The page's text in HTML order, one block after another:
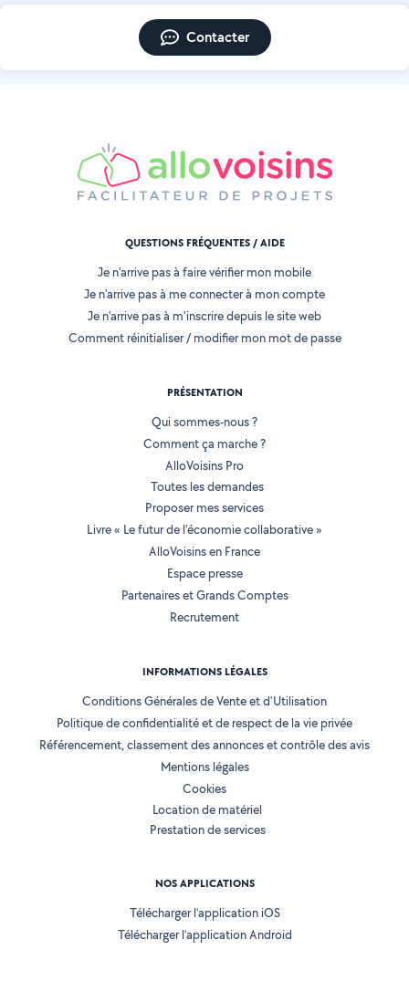
Contacter
QUESTIONS FRÉQUENTES / AIDE
Je n'arrive pas à faire vérifier mon mobile
Je n'arrive pas à me connecter à mon compte
Je n'arrive pas à m'inscrire depuis le site web
Comment réinitialiser / modifier mon mot de passe
PRÉSENTATION
Qui sommes-nous ?
Comment ça marche ?
AlloVoisins Pro
Toutes les demandes
Proposer mes services
Livre « Le futur de l'économie collaborative »
AlloVoisins en France
Espace presse
Partenaires et Grands Comptes
Recrutement
INFORMATIONS LÉGALES
Conditions Générales de Vente et d'Utilisation
Politique de confidentialité et de respect de la vie privée
Référencement, classement des annonces et contrôle des avis
Mentions légales
Cookies
Location de matériel
Prestation de services
NOS APPLICATIONS
Télécharger l’application iOS
Télécharger l’application Android